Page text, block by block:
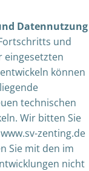
Datennutzung
und
eingesetzten
können
technischen
Wir bitten Sie
zenting.de
Sie mit den im
nicht